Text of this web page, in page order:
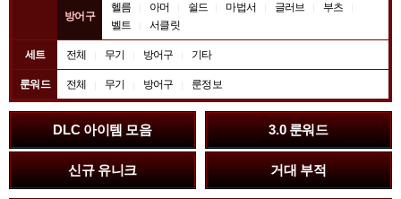
방어구
헬름 아머 쉴드 마법서 글러브
부츠
벨트
서클릿
세트 전체 무기 방어구 기타
룬워드 전체 무기 방어구 룬정보
배
DLC 아이템 모음 3.0 룬워드
신규 유니크 거대 부적